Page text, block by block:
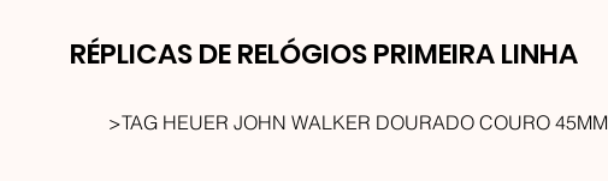
RÉPLICAS DE RELÓGIOS PRIMEIRA LINHA
>TAG HEUER JOHN WALKER DOURADO COURO 45MM